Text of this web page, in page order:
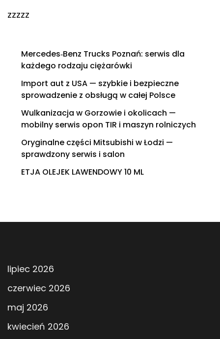
zzzzz
Mercedes‑Benz Trucks Poznań: serwis dla
każdego rodzaju ciężarówki
Import aut z USA — szybkie i bezpieczne
sprowadzenie z obsługą w całej Polsce
Wulkanizacja w Gorzowie i okolicach —
mobilny serwis opon TIR i maszyn rolniczych
Oryginalne części Mitsubishi w Łodzi —
sprawdzony serwis i salon
ETJA OLEJEK LAWENDOWY 10 ML
lipiec 2026
czerwiec 2026
maj 2026
kwiecień 2026